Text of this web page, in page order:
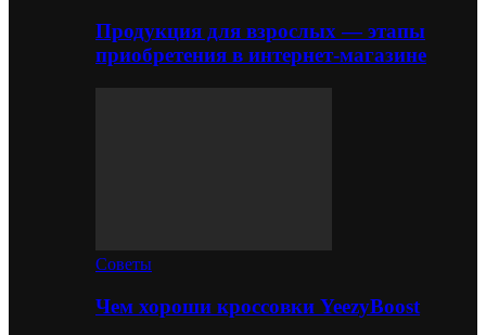
Продукция для взрослых — этапы
приобретения в интернет-магазине
Советы
Чем хороши кроссовки YeezyBoost